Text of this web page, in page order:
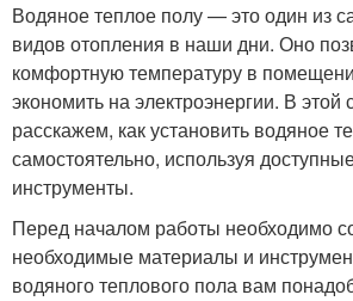
Водяное теплое полу — это один из
видов отопления в наши дни. Оно
комфортную температуру в
экономить на электроэнергии. В этой
расскажем, как установить водяное
самостоятельно, используя
инструменты.
Перед началом работы необходимо
необходимые материалы и
водяного теплового пола вам